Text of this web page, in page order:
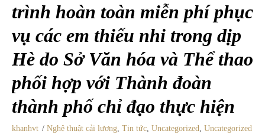
trình hoàn toàn miễn phí phục
vụ các em thiếu nhi trong dịp
Hè do Sở Văn hóa và Thể thao
phối hợp với Thành đoàn
thành phố chỉ đạo thực hiện
khanhvt Nghệ thuật cải lương, Tin tức, Uncategorized, Uncategorized